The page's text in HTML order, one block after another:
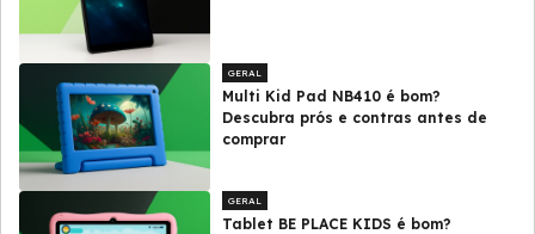
GERAL
Multi Kid Pad NB410 é bom?
Descubra prós e contras antes de
comprar
GERAL
Tablet BE PLACE KIDS é bom?